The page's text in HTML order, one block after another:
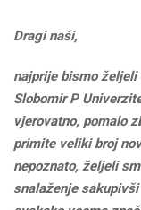
Dragi naši,
najprije bismo željeli
Slobomir P
vjerovatno, pomalo
primite veliki broj
nepoznato, željeli
snalaženje